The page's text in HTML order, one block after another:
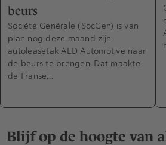
beurs
Société Générale (SocGen) is van
plan nog deze maand zijn
autoleasetak ALD Automotive naar
de beurs te brengen. Dat maakte
de Franse…
Blijf op de hoogte van